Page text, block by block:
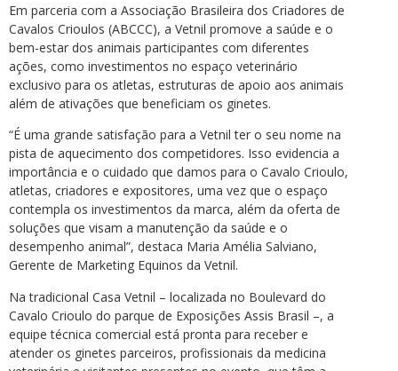
Em parceria com a Associação Brasileira dos Criadores de
Cavalos Crioulos (ABCCC), a Vetnil promove a saúde e o
bem-estar dos animais participantes com diferentes
ações, como investimentos no espaço veterinário
exclusivo para os atletas, estruturas de apoio aos animais
além de ativações que beneficiam os ginetes.
“É uma grande satisfação para a Vetnil ter o seu nome na
pista de aquecimento dos competidores. Isso evidencia a
importância e o cuidado que damos para o Cavalo Crioulo,
atletas, criadores e expositores, uma vez que o espaço
contempla os investimentos da marca, além da oferta de
soluções que visam a manutenção da saúde e o
desempenho animal”, destaca Maria Amélia Salviano,
Gerente de Marketing Equinos da Vetnil.
Na tradicional Casa Vetnil – localizada no Boulevard do
Cavalo Crioulo do parque de Exposições Assis Brasil –, a
equipe técnica comercial está pronta para receber e
atender os ginetes parceiros, profissionais da medicina